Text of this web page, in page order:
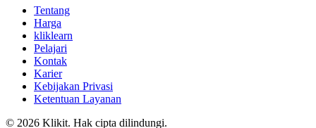
Tentang
Harga
kliklearn
Pelajari
Kontak
Karier
Kebijakan Privasi
Ketentuan Layanan
© 2026 Klikit. Hak cipta dilindungi.